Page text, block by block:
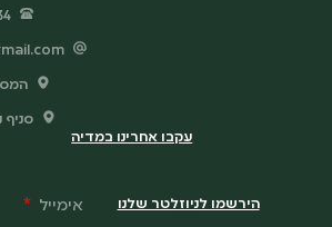
המסגר 55
עקבו אחרינו במדיה
הירשמו לניוזלטר שלנו אימייל